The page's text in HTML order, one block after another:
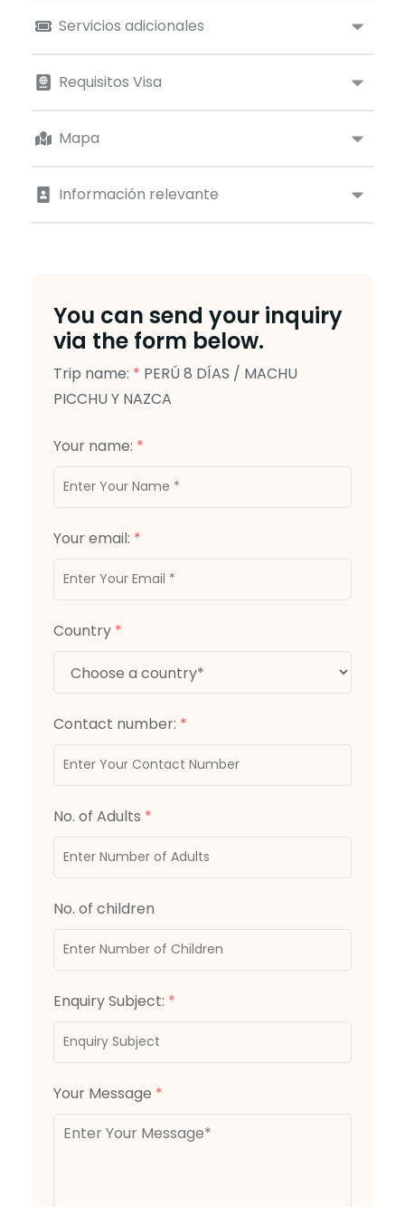
Servicios adicionales
Requisitos Visa
Mapa
Información relevante
You can send your inquiry
via the form below.
Trip name: * PERÚ 8 DÍAS / MACHU
PICCHU Y NAZCA
Your name: *
Your email: *
Country *
Contact number: *
No. of Adults *
No. of children
Enquiry Subject: *
Your Message *